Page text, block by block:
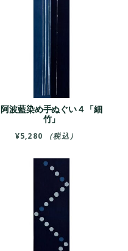
阿波藍染め手ぬぐい４「細
竹」
¥5,280 （税込）